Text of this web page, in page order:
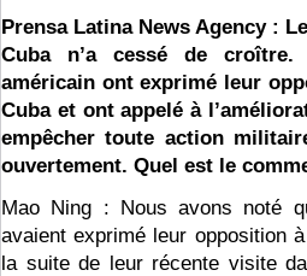
Prensa Latina News Agency :
Cuba n’a cessé de croître.
américain ont exprimé leur
Cuba et ont appelé à
empêcher toute action
ouvertement. Quel est le
Mao Ning : Nous avons noté
avaient exprimé leur opposition
la suite de leur récente visite